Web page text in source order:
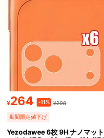
¥264 -11% ¥298
期間限定値下げ
Yezodawee 6枚 9H ナノマッ